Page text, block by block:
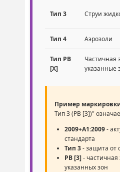
Тип 3 Струи
Тип 4 Аэрозоли
Тип PB
[X]
Частичная
указанные
Пример
Тип 3 (PB [3])"
2009+A1:2009-
стандарта
Тип 3- защита от
PB [3]-
указанных зон